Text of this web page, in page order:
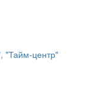
"Тайм-центр"